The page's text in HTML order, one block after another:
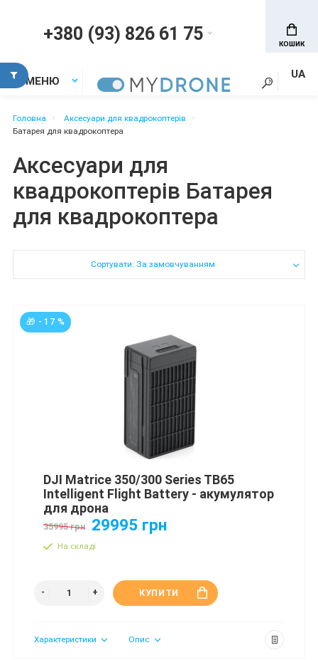
+380 (93) 826 61 75 КОШИК
МЕНЮ
UA
Головна
Аксесуари для квадрокоптерів
Батарея для квадрокоптера
Аксесуари для
квадрокоптерів Батарея
для квадрокоптера
Сортувати: За замовчуванням
🎁 - 17 %
DJI Matrice 350/300 Series TB65
Intelligent Flight Battery - акумулятор
для дрона
35995 грн 29995 грн
На складі
КУПИТИ
Характеристики Опис